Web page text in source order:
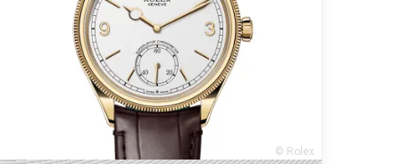
© Rolex